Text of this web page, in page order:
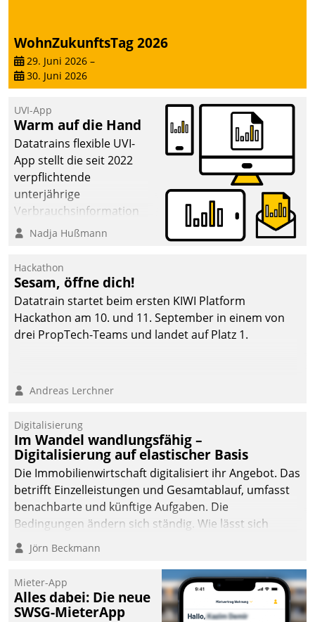
automatisiert ausgelöste,
zielgerichtete
Mieterbefragungen – eine
starke Grundlage für
datengestützte
Entscheidungen.
WohnZukunftsTag 2026
29. Juni 2026 –
30. Juni 2026
UVI-App
Warm auf die Hand
Datatrains flexible UVI-
App stellt die seit 2022
verpflichtende
unterjährige
Verbrauchsinformation
schnell, zuverlässig und
Die monatlichen
Mitteilungen zum
Heizungs- und
Wasserverbrauch gehen
automatisiert, vollständig
und auf Wunsch über
Kommunikationswege bei
Nadja Hußmann
Hackathon
Sesam, öffne dich!
Datatrain startet beim ersten KIWI Platform
Hackathon am 10. und 11. September in einem von
drei PropTech-Teams und landet auf Platz 1.
Andreas Lerchner
Digitalisierung
Im Wandel wandlungsfähig –
Digitalisierung auf elastischer Basis
Die Immobilienwirtschaft digitalisiert ihr Angebot. Das
betrifft Einzelleistungen und Gesamtablauf, umfasst
benachbarte und künftige Aufgaben. Die
Bedingungen ändern sich ständig. Wie lässt sich
technisch die Kontrolle wahren und zugleich Freiraum
fürs Wachsen öffnen?
Jörn Beckmann
Mieter-App
Alles dabei: Die neue
SWSG-MieterApp